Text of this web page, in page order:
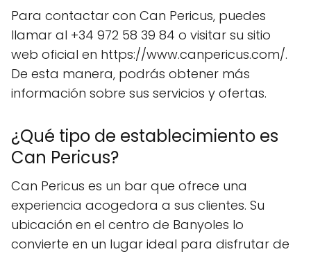
Para contactar con Can Pericus, puedes
llamar al +34 972 58 39 84 o visitar su sitio
web oficial en https://www.canpericus.com/.
De esta manera, podrás obtener más
información sobre sus servicios y ofertas.
¿Qué tipo de establecimiento es
Can Pericus?
Can Pericus es un bar que ofrece una
experiencia acogedora a sus clientes. Su
ubicación en el centro de Banyoles lo
convierte en un lugar ideal para disfrutar de